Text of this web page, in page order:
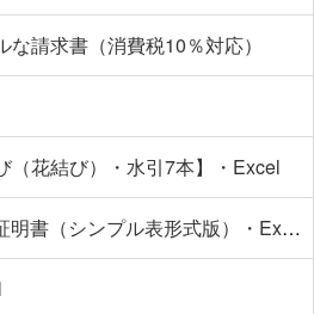
請求書（消費税10％対応）
（花結び）・水引7本】・Excel
健康保険資格喪失証明書（シンプル表形式版）・Excel【見本付き】